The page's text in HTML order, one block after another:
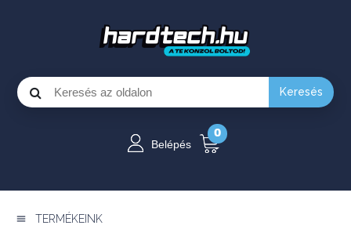
Keresés
Belépés
0
TERMÉKEINK